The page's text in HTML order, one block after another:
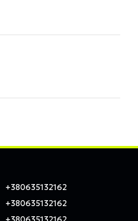
+380635132162
+380635132162